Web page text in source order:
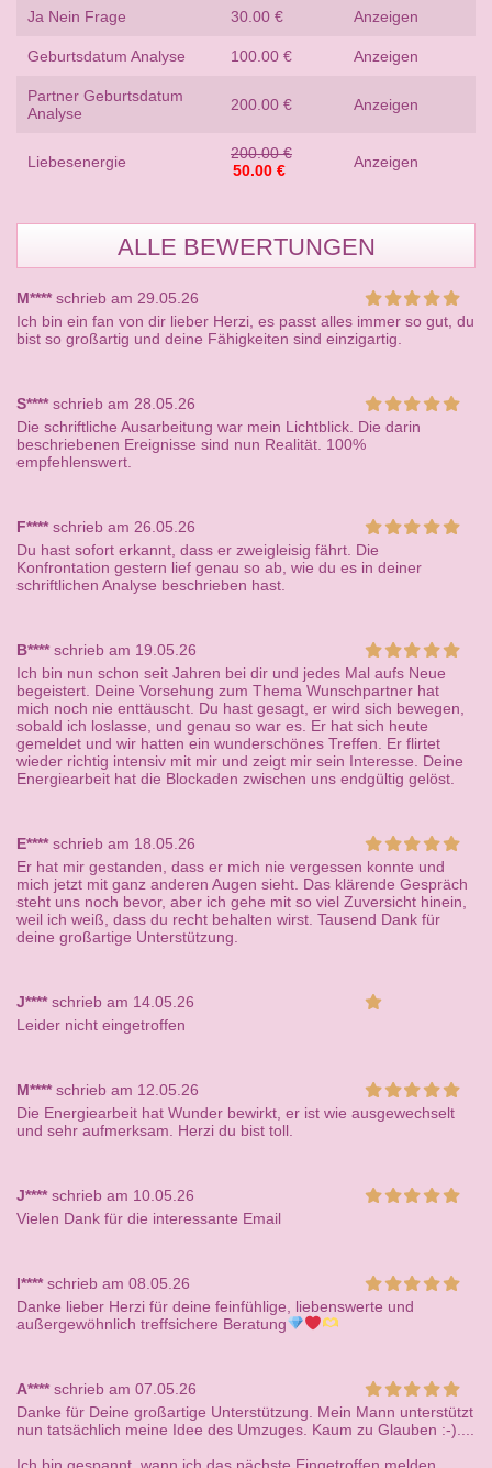
Ja Nein Frage 30.00 € Anzeigen
Geburtsdatum Analyse 100.00 € Anzeigen
Partner Geburtsdatum
Analyse
200.00 € Anzeigen
Liebesenergie
200.00 €
50.00 €
Anzeigen
ALLE BEWERTUNGEN
M****schrieb am 29.05.26
Ich bin ein fan von dir lieber Herzi, es passt alles immer so gut, du
bist so großartig und deine Fähigkeiten sind einzigartig.
S****schrieb am 28.05.26
Die schriftliche Ausarbeitung war mein Lichtblick. Die darin
beschriebenen Ereignisse sind nun Realität. 100%
empfehlenswert.
F****schrieb am 26.05.26
Du hast sofort erkannt, dass er zweigleisig fährt. Die
Konfrontation gestern lief genau so ab, wie du es in deiner
schriftlichen Analyse beschrieben hast.
B****schrieb am 19.05.26
Ich bin nun schon seit Jahren bei dir und jedes Mal aufs Neue
begeistert. Deine Vorsehung zum Thema Wunschpartner hat
mich noch nie enttäuscht. Du hast gesagt, er wird sich bewegen,
sobald ich loslasse, und genau so war es. Er hat sich heute
gemeldet und wir hatten ein wunderschönes Treffen. Er flirtet
wieder richtig intensiv mit mir und zeigt mir sein Interesse. Deine
Energiearbeit hat die Blockaden zwischen uns endgültig gelöst.
E****schrieb am 18.05.26
Er hat mir gestanden, dass er mich nie vergessen konnte und
mich jetzt mit ganz anderen Augen sieht. Das klärende Gespräch
steht uns noch bevor, aber ich gehe mit so viel Zuversicht hinein,
weil ich weiß, dass du recht behalten wirst. Tausend Dank für
deine großartige Unterstützung.
J****schrieb am 14.05.26
Leider nicht eingetroffen
M****schrieb am 12.05.26
Die Energiearbeit hat Wunder bewirkt, er ist wie ausgewechselt
und sehr aufmerksam. Herzi du bist toll.
J****schrieb am 10.05.26
Vielen Dank für die interessante Email
I****schrieb am 08.05.26
Danke lieber Herzi für deine feinfühlige, liebenswerte und
außergewöhnlich treffsichere Beratung
A****schrieb am 07.05.26
Danke für Deine großartige Unterstützung. Mein Mann unterstützt
nun tatsächlich meine Idee des Umzuges. Kaum zu Glauben :-)....